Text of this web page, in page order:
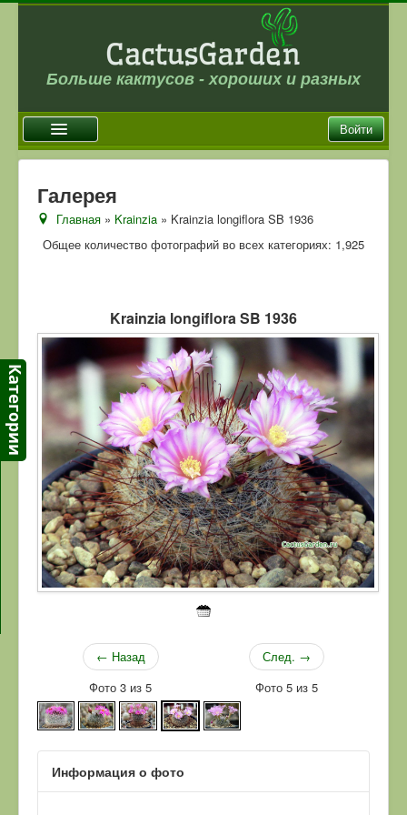
Больше кактусов - хороших и разных
Войти
Новости
Галерея
Отзывы
Ссылки
Контакты
Галерея
Главная » Krainzia » Krainzia longiflora SB 1936
Общее количество фотографий во всех категориях: 1,925
Krainzia longiflora SB 1936
← Назад
Фото 3 из 5
След. →
Фото 5 из 5
Информация о фото